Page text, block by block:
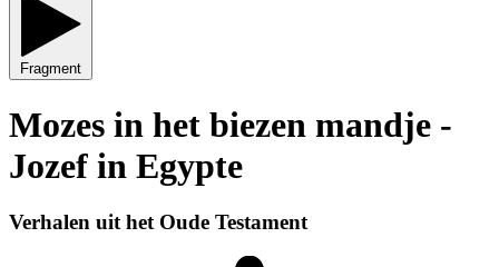
Fragment
Mozes in het biezen mandje -
Jozef in Egypte
Verhalen uit het Oude Testament